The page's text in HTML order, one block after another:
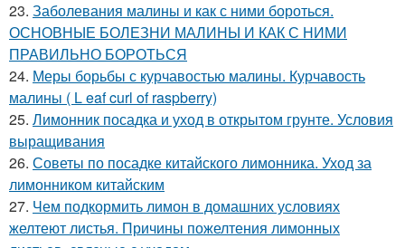
23. Заболевания малины и как с ними бороться.
ОСНОВНЫЕ БОЛЕЗНИ МАЛИНЫ И КАК С НИМИ
ПРАВИЛЬНО БОРОТЬСЯ
24. Меры борьбы с курчавостью малины. Курчавость
малины ( L eaf curl of raspberry)
25. Лимонник посадка и уход в открытом грунте. Условия
выращивания
26. Советы по посадке китайского лимонника. Уход за
лимонником китайским
27. Чем подкормить лимон в домашних условиях
желтеют листья. Причины пожелтения лимонных